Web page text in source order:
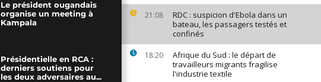
21:08
RDC : suspicion d'Ebola dans un
bateau, les passagers testés et
confinés
18:20
Afrique du Sud : le départ de
travailleurs migrants fragilise
l'industrie textile
Le président ougandais
organise un meeting à
Kampala
Présidentielle en RCA :
derniers soutiens pour
les deux adversaires au...